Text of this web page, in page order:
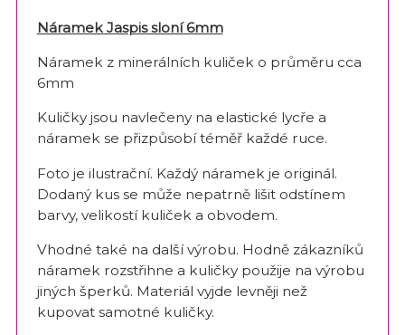
Náramek Jaspis sloní 6mm
Náramek z minerálních kuliček o průměru cca
6mm
Kuličky jsou navlečeny na elastické lycře a
náramek se přizpůsobí téměř každé ruce.
Foto je ilustrační. Každý náramek je originál.
Dodaný kus se může nepatrně lišit odstínem
barvy, velikostí kuliček a obvodem.
Vhodné také na další výrobu. Hodně zákazníků
náramek rozstřihne a kuličky použije na výrobu
jiných šperků. Materiál vyjde levněji než
kupovat samotné kuličky.